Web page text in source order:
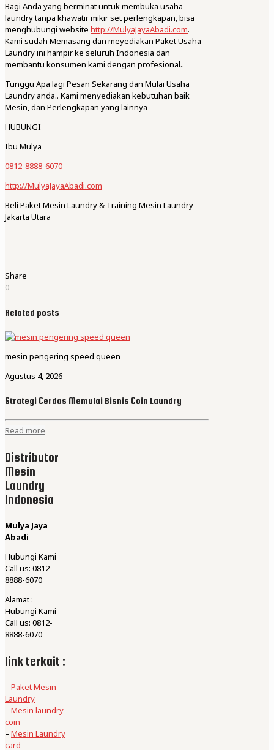
Bagi Anda yang berminat untuk membuka usaha
laundry tanpa khawatir mikir set perlengkapan, bisa
menghubungi website http://MulyaJayaAbadi.com.
Kami sudah Memasang dan meyediakan Paket Usaha
Laundry ini hampir ke seluruh Indonesia dan
membantu konsumen kami dengan profesional..
Tunggu Apa lagi Pesan Sekarang dan Mulai Usaha
Laundry anda.. Kami menyediakan kebutuhan baik
Mesin, dan Perlengkapan yang lainnya
HUBUNGI
Ibu Mulya
0812-8888-6070
http://MulyaJayaAbadi.com
Beli Paket Mesin Laundry & Training Mesin Laundry
Jakarta Utara
Share
0
Related posts
mesin pengering speed queen
Agustus 4, 2026
Strategi Cerdas Memulai Bisnis Coin Laundry
Read more
Distributor
Mesin
Laundry
Indonesia
Mulya Jaya
Abadi
Hubungi Kami
Call us: 0812-
8888-6070
Alamat :
Hubungi Kami
Call us: 0812-
8888-6070
link terkait :
– Paket Mesin
Laundry
– Mesin laundry
coin
– Mesin Laundry
card